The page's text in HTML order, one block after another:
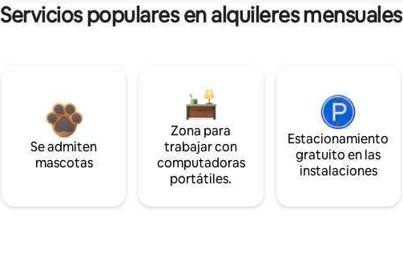
Servicios populares en alquileres mensuales
Se admiten
mascotas
Zona para
trabajar con
computadoras
portátiles.
Estacionamiento
gratuito en las
instalaciones